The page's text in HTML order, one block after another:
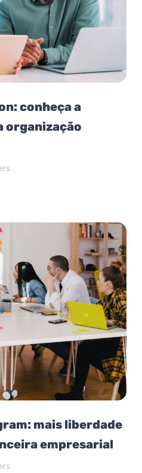
conheça a
organização
mais liberdade
empresarial